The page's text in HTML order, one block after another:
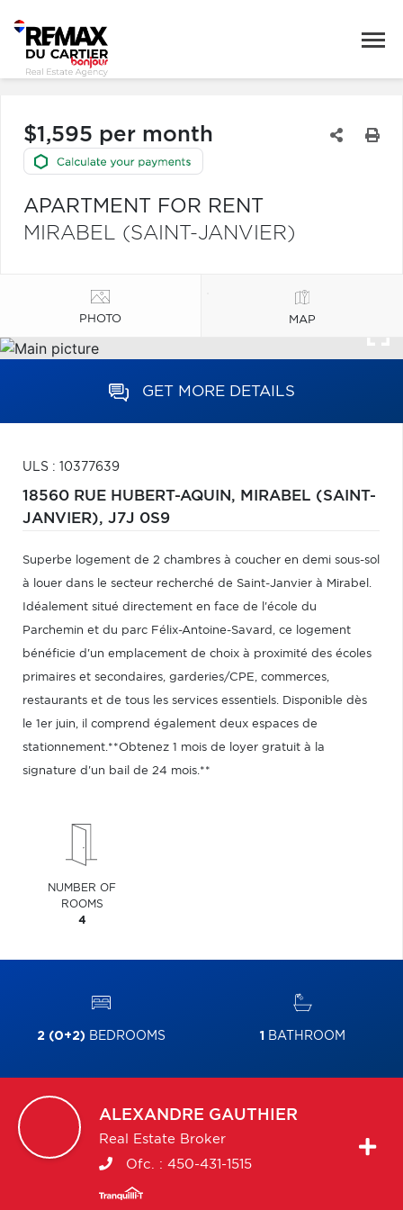
$1,595 per month
APARTMENT FOR RENT
MIRABEL (SAINT-JANVIER)
PHOTO MAP
GET MORE DETAILS
ULS : 10377639
18560 RUE HUBERT-AQUIN, MIRABEL (SAINT-
JANVIER), J7J 0S9
Superbe logement de 2 chambres à coucher en demi sous-sol
à louer dans le secteur recherché de Saint-Janvier à Mirabel.
Idéalement situé directement en face de l'école du
Parchemin et du parc Félix-Antoine-Savard, ce logement
bénéficie d'un emplacement de choix à proximité des écoles
primaires et secondaires, garderies/CPE, commerces,
restaurants et de tous les services essentiels. Disponible dès
le 1er juin, il comprend également deux espaces de
stationnement.**Obtenez 1 mois de loyer gratuit à la
signature d'un bail de 24 mois.**
NUMBER OF
ROOMS
4
2 (0+2) BEDROOMS 1 BATHROOM
ALEXANDRE GAUTHIER
Real Estate Broker
Ofc. : 450-431-1515